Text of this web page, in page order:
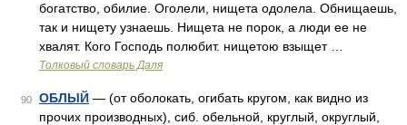
богатство, обилие. Оголели, нищета одолела. Обнищаешь,
так и нищету узнаешь. Нищета не порок, а люди ее не
хвалят. Кого Господь полюбит. нищетою взыщет …
Толковый словарь Даля
90 ОБЛЫЙ — (от оболокать, огибать кругом, как видно из
прочих производных), сиб. обельной, круглый, округлый,